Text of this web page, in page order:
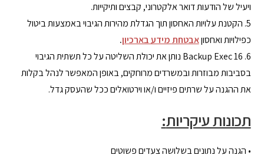
ויעיל של הודעות דואר אלקטרוני, קבצים ותיקייות.
5. הקטנת עלויות האחסון תוך הגדלת מהירות הגיבוי באמצעות ביטול
כפילויות ואחסוןאבטחת מידע בארכיון.
6. Backup Exec 16 נותן את יכולת השליטה על כל תשתית הגיבוי
בסביבות מבוזרות ובמשרדים מרוחקים, באופן המאפשר לנהל בקלות
את ההגנה על שרתים פיזיים ו/או וירטואלים ככל שהעסק גדל.
תכונות עיקריות:
• הגנה על נתונים בשלושה צעדים פשוטים